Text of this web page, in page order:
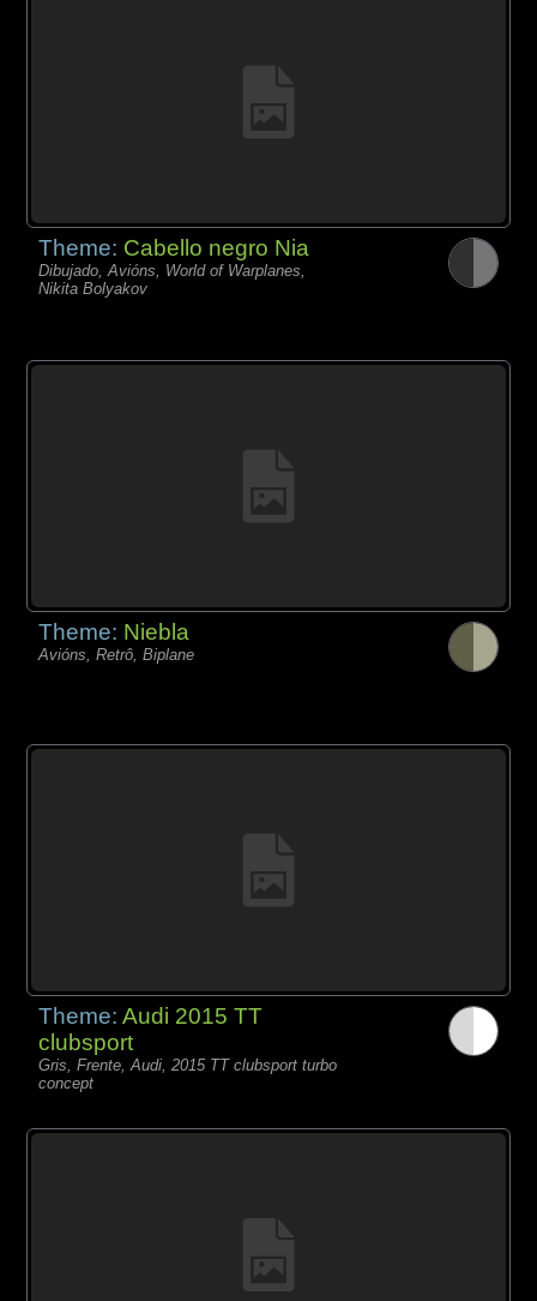
Theme: Cabello negro Nia
Dibujado, Avións, World of Warplanes,
Nikita Bolyakov
Theme: Niebla
Avións, Retrô, Biplane
Theme:Audi 2015 TT
clubsport
Gris, Frente, Audi, 2015 TT clubsport turbo
concept